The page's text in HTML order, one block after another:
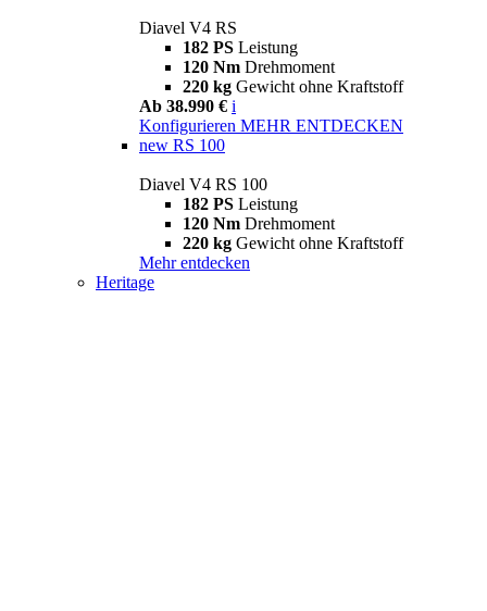
Diavel V4 RS
182 PS Leistung
120 Nm Drehmoment
220 kg Gewicht ohne Kraftstoff
Ab 38.990 € i
Konfigurieren MEHR ENTDECKEN
new RS 100
Diavel V4 RS 100
182 PS Leistung
120 Nm Drehmoment
220 kg Gewicht ohne Kraftstoff
Mehr entdecken
Heritage